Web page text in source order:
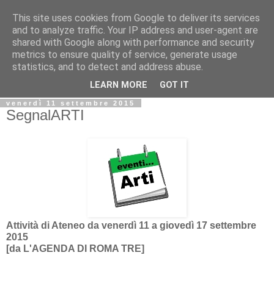
Biblio@rti in
Il Blog della Biblioteca di Area delle arti per condividere
informazioni iniziative incontri
venerdì 11 settembre 2015
SegnalARTI
Attività di Ateneo da venerdì 11 a giovedì 17 settembre
2015
[da L'AGENDA DI ROMA TRE]
This site uses cookies from Google to deliver its services
and to analyze traffic. Your IP address and user-agent are
shared with Google along with performance and security
metrics to ensure quality of service, generate usage
statistics, and to detect and address abuse.
LEARN MORE GOT IT